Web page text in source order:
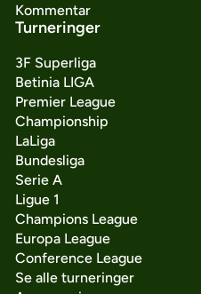
Kommentar
Turneringer
3F Superliga
Betinia LIGA
Premier League
Championship
LaLiga
Bundesliga
Serie A
Ligue 1
Champions League
Europa League
Conference League
Se alle turneringer